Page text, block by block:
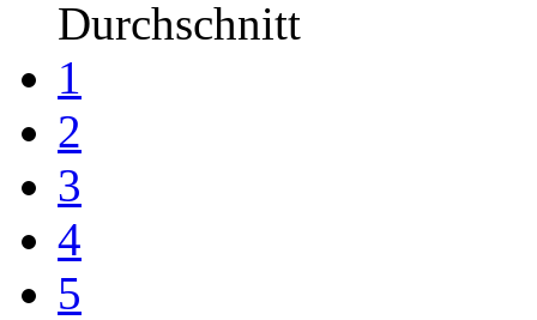
Durchschnitt
1
2
3
4
5